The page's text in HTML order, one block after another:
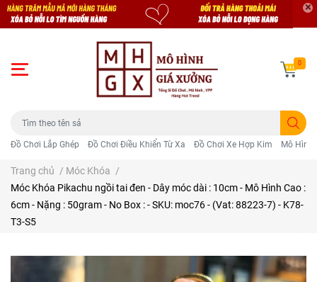
Đồ Chơi Lắp Ghép Đồ Chơi Điều Khiển Từ Xa Đồ Chơi Xe Hợp Kim Mô Hình
0
Trang chủ / Móc Khóa /
Móc Khóa Pikachu ngồi tai đen - Dây móc dài : 10cm - Mô Hình Cao :
6cm - Nặng : 50gram - No Box : - SKU: moc76 - (Vat: 88223-7) - K78-
T3-S5